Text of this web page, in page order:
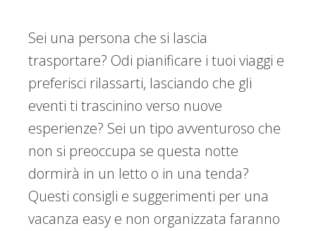
Sei una persona che si lascia
trasportare? Odi pianificare i tuoi viaggi e
preferisci rilassarti, lasciando che gli
eventi ti trascinino verso nuove
esperienze? Sei un tipo avventuroso che
non si preoccupa se questa notte
dormirà in un letto o in una tenda?
Questi consigli e suggerimenti per una
vacanza easy e non organizzata faranno